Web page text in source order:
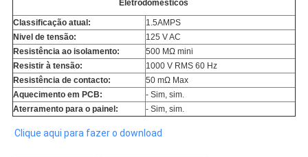
Eletrodomésticos
Classificação atual:
1.5AMPS
Nivel de tensão:
125 V AC
Resistência ao isolamento:
500 MΩ mini
Resistir à tensão:
1000 V RMS 60 Hz
Resistência de contacto:
50 mΩ Max
Aquecimento em PCB:
- Sim, sim.
Aterramento para o painel:
- Sim, sim.
Clique aqui para fazer o download